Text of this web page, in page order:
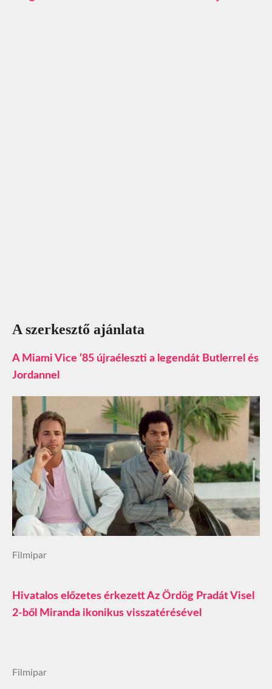
A szerkesztő ajánlata
A Miami Vice ’85 újraéleszti a legendát Butlerrel és
Jordannel
Filmipar
Hivatalos előzetes érkezett Az Ördög Pradát Visel
2-ből Miranda ikonikus visszatérésével
Filmipar